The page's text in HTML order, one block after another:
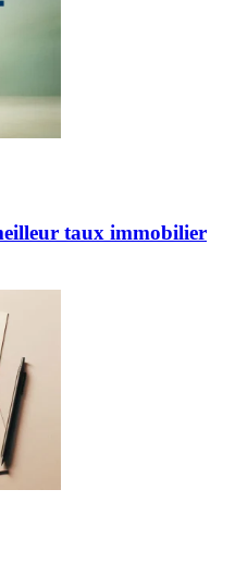
taux immobilier